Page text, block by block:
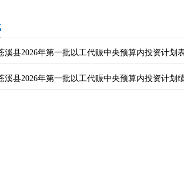
溪县2026年第一批以工代赈中央预算内投资计划
溪县2026年第一批以工代赈中央预算内投资计划